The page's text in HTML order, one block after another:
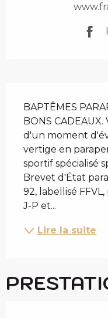
BAPTÊMES
BONS
d'un moment
vertige en
sportif spécialisé
Brevet d'État
92, labellisé
J-P et...
Lire la suite